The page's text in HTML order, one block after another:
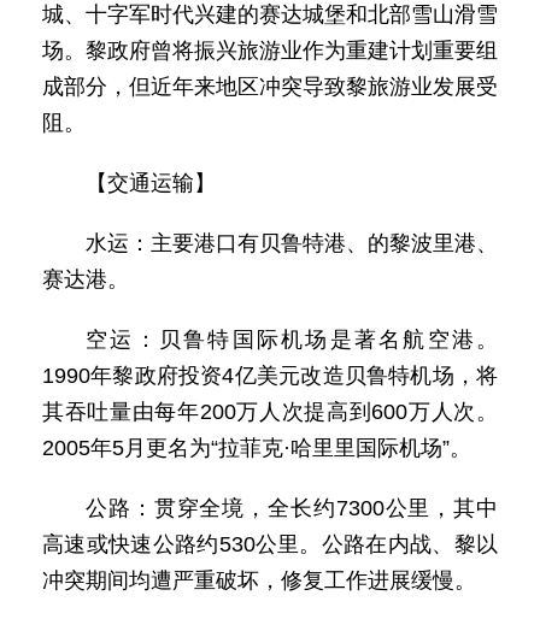
城、十字军时代兴建的赛达城堡和北部雪山滑雪
场。黎政府曾将振兴旅游业作为重建计划重要组
成部分，但近年来地区冲突导致黎旅游业发展受
阻。
【交通运输】
水运：主要港口有贝鲁特港、的黎波里港、
赛达港。
空运：贝鲁特国际机场是著名航空港。
1990年黎政府投资4亿美元改造贝鲁特机场，将
其吞吐量由每年200万人次提高到600万人次。
2005年5月更名为“拉菲克·哈里里国际机场”。
公路：贯穿全境，全长约7300公里，其中
高速或快速公路约530公里。公路在内战、黎以
冲突期间均遭严重破坏，修复工作进展缓慢。